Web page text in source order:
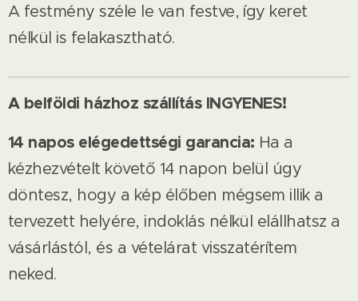
A festmény széle le van festve, így keret
nélkül is felakasztható.
A belföldi házhoz szállítás INGYENES!
14 napos elégedettségi garancia: Ha a
kézhezvételt követő 14 napon belül úgy
döntesz, hogy a kép élőben mégsem illik a
tervezett helyére, indoklás nélkül elállhatsz a
vásárlástól, és a vételárat visszatérítem
neked.